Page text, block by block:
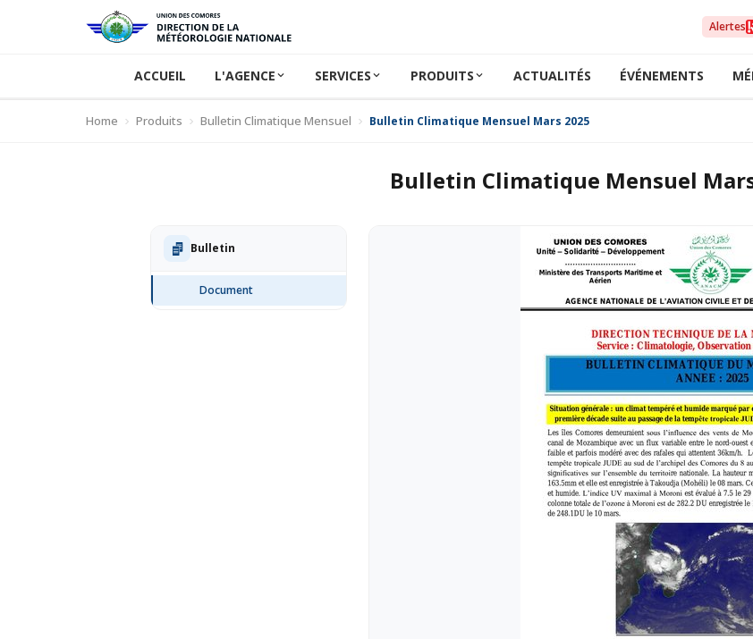
Alertes
ACCUEIL L'AGENCE SERVICES PRODUITS ACTUALITÉS ÉVÉNEMENTS
Home Produits Bulletin Climatique Mensuel Bulletin Climatique Mensuel Mars 2025
Bulletin Climatique Mensuel
Bulletin
Document